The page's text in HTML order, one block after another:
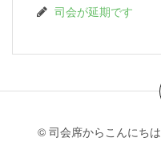
司会が延期です
© 司会席からこんにちは